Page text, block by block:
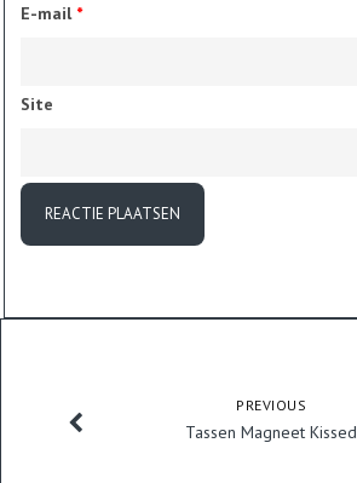
E-mail *
Site
PREVIOUS
Tassen Magneet Kissed